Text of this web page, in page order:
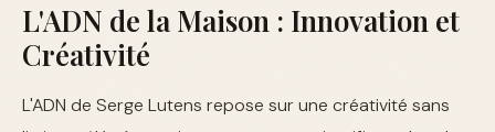
L'ADN de la Maison : Innovation et
Créativité
L'ADN de Serge Lutens repose sur une créativité sans